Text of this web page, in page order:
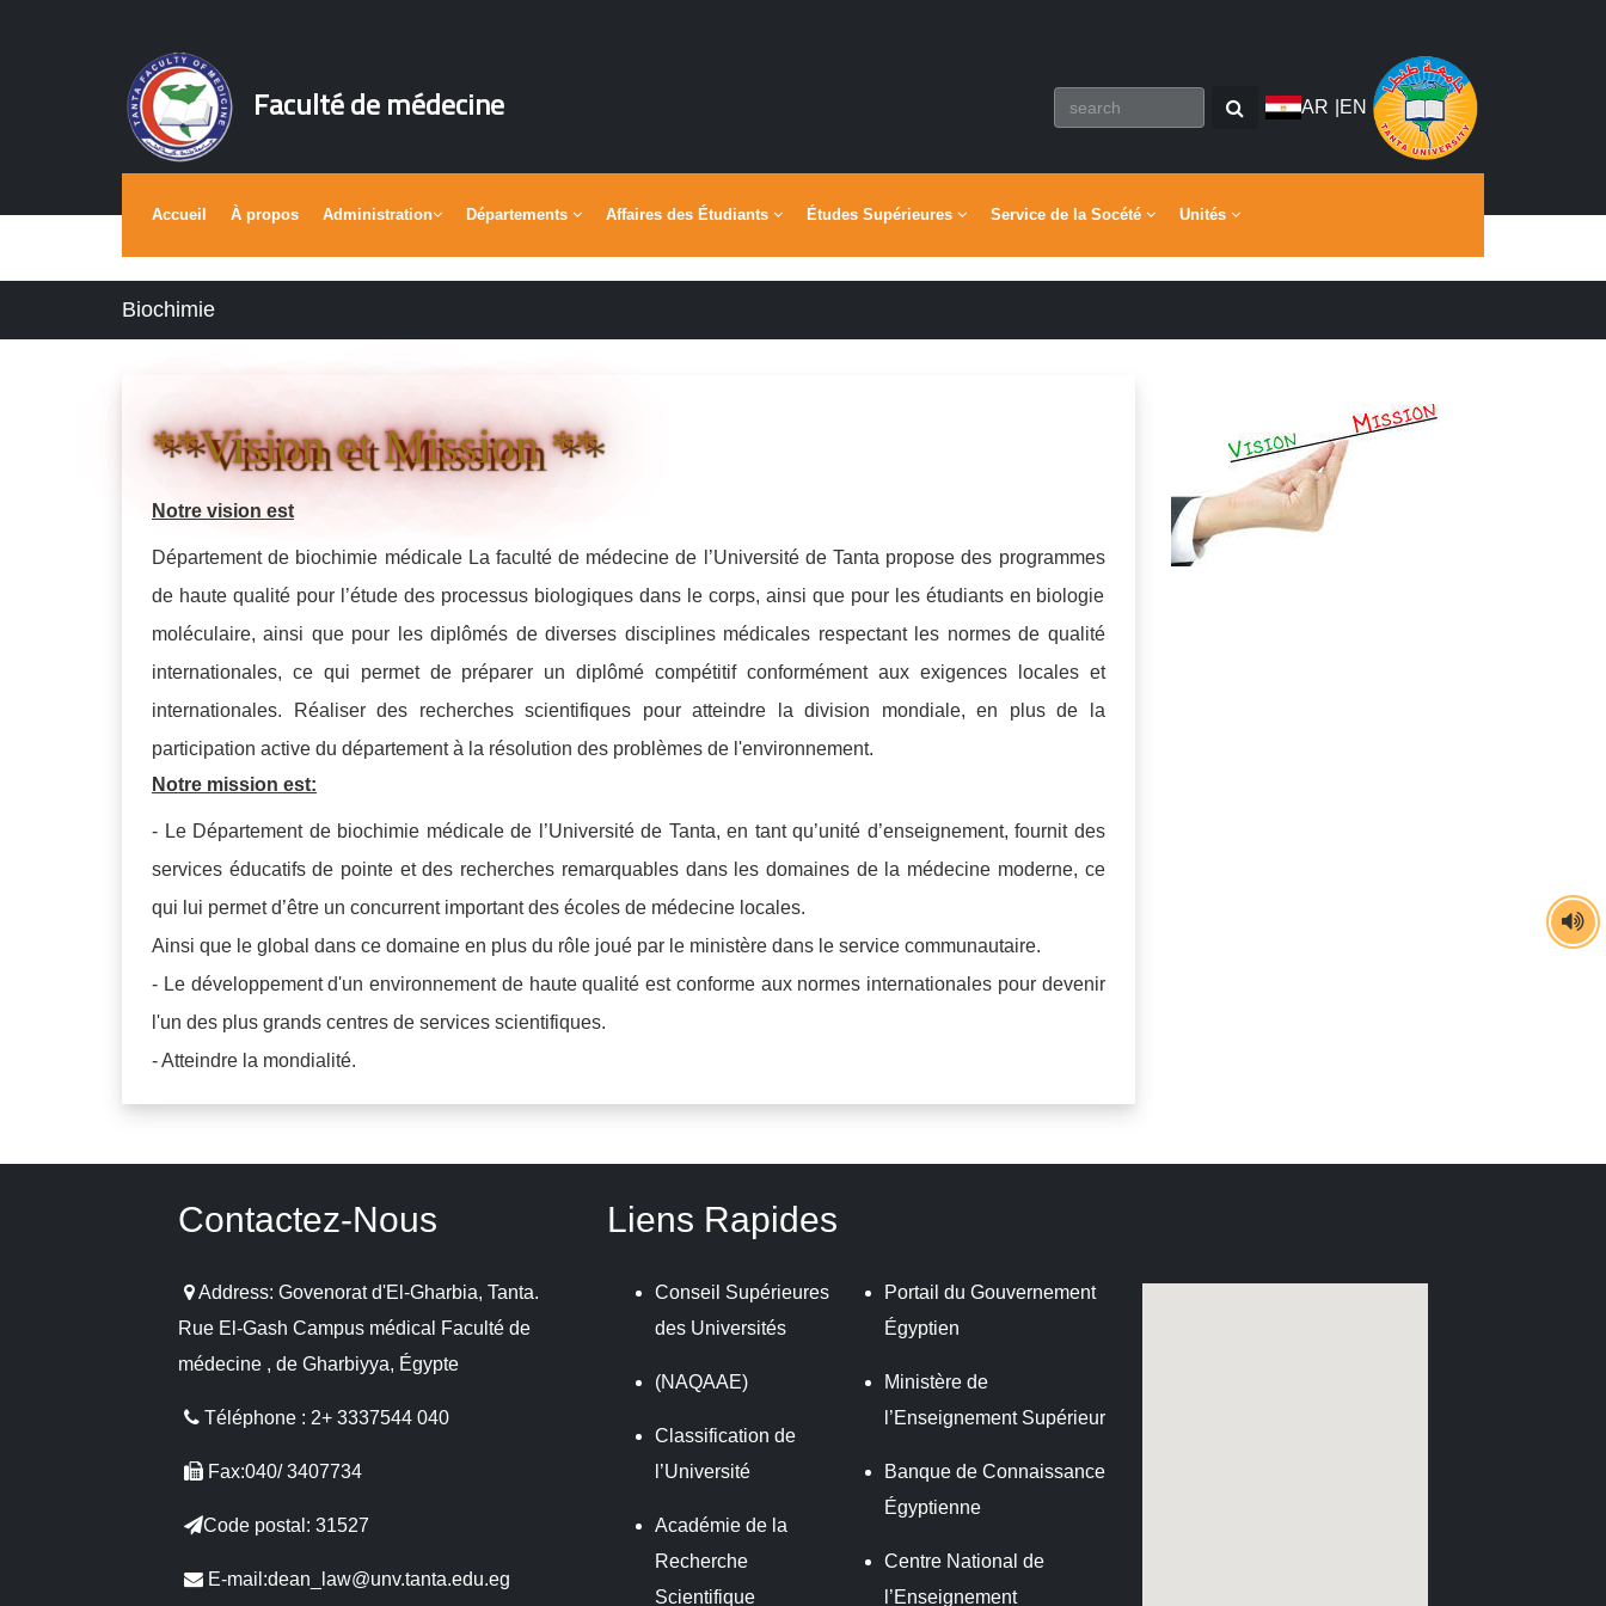
Faculté de médecine AR EN
Accueil À propos Administration Départements Affaires des Étudiants Études Supérieures Service de la Socété Unités
Biochimie
**Vision et Mission **
Notre vision est
Département de biochimie médicale La faculté de médecine de l’Université de Tanta propose des programmes
de haute qualité pour l’étude des processus biologiques dans le corps, ainsi que pour les étudiants en biologie
moléculaire, ainsi que pour les diplômés de diverses disciplines médicales respectant les normes de qualité
internationales, ce qui permet de préparer un diplômé compétitif conformément aux exigences locales et
internationales. Réaliser des recherches scientifiques pour atteindre la division mondiale, en plus de la
participation active du département à la résolution des problèmes de l'environnement.
Notre mission est:
- Le Département de biochimie médicale de l’Université de Tanta, en tant qu’unité d’enseignement, fournit des
services éducatifs de pointe et des recherches remarquables dans les domaines de la médecine moderne, ce
qui lui permet d’être un concurrent important des écoles de médecine locales.
Ainsi que le global dans ce domaine en plus du rôle joué par le ministère dans le service communautaire.
- Le développement d'un environnement de haute qualité est conforme aux normes internationales pour devenir
l'un des plus grands centres de services scientifiques.
- Atteindre la mondialité.
Contactez-Nous
Address: Govenorat d'El-Gharbia, Tanta.
Rue El-Gash Campus médical Faculté de
médecine , de Gharbiyya, Égypte
Téléphone : 2+ 3337544 040
Fax:040/ 3407734
Code postal: 31527
E-mail:dean_law@unv.tanta.edu.eg
Liens Rapides
Conseil Supérieures
des Universités
(NAQAAE)
Classification de
l’Université
Académie de la
Recherche
Scientifique
Portail du Gouvernement
Égyptien
Ministère de
l’Enseignement Supérieur
Banque de Connaissance
Égyptienne
Centre National de
l’Enseignement